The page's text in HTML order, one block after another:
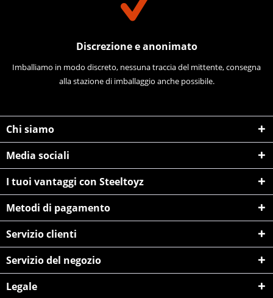
Discrezione e anonimato
Imballiamo in modo discreto, nessuna traccia del mittente, consegna
alla stazione di imballaggio anche possibile.
Chi siamo
Media sociali
I tuoi vantaggi con Steeltoyz
Metodi di pagamento
Servizio clienti
Servizio del negozio
Legale